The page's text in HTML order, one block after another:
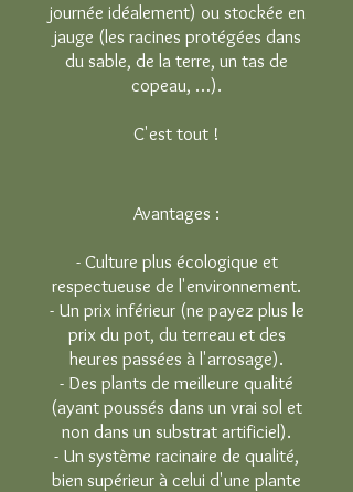
journée idéalement) ou stockée en
jauge (les racines protégées dans
du sable, de la terre, un tas de
copeau, …).
C'est tout !
Avantages :
- Culture plus écologique et
respectueuse de l'environnement.
- Un prix inférieur (ne payez plus le
prix du pot, du terreau et des
heures passées à l'arrosage).
- Des plants de meilleure qualité
(ayant poussés dans un vrai sol et
non dans un substrat artificiel).
- Un système racinaire de qualité,
bien supérieur à celui d'une plante